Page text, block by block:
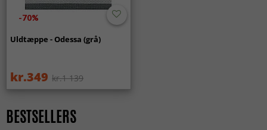
-70%
Uldtæppe - Odessa (grå)
kr.349 kr.1 139
BESTSELLERS